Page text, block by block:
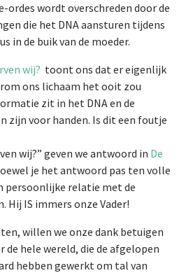
wordt overschreden door de
die het DNA aansturen tijdens
in de buik van de moeder.
wij? toont ons dat er eigenlijk
ons lichaam het ooit zou
zit in het DNA en de
zijn voor handen. Is dit een foutje
wij?” geven we antwoord in De
je het antwoord pas ten volle
persoonlijke relatie met de
Hij IS immers onze Vader!
willen we onze dank betuigen
de hele wereld, die de afgelopen
hebben gewerkt om tal van